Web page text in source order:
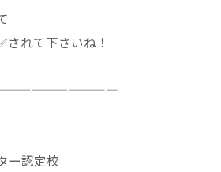
されて下さいね！
ー認定校